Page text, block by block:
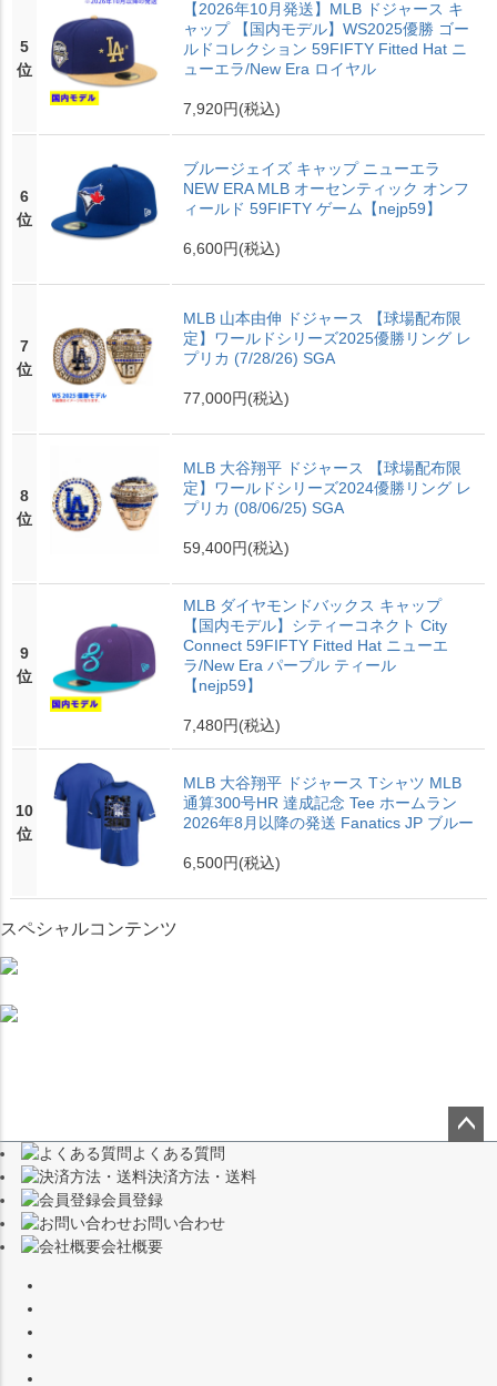
5
位
【2026年10月発送】MLB ドジャース キ
ャップ 【国内モデル】WS2025優勝 ゴー
ルドコレクション 59FIFTY Fitted Hat ニ
ューエラ/New Era ロイヤル
7,920円(税込)
6
位
ブルージェイズ キャップ ニューエラ
NEW ERA MLB オーセンティック オンフ
ィールド 59FIFTY ゲーム【nejp59】
6,600円(税込)
7
位
MLB 山本由伸 ドジャース 【球場配布限
定】ワールドシリーズ2025優勝リング レ
プリカ (7/28/26) SGA
77,000円(税込)
8
位
MLB 大谷翔平 ドジャース 【球場配布限
定】ワールドシリーズ2024優勝リング レ
プリカ (08/06/25) SGA
59,400円(税込)
9
位
MLB ダイヤモンドバックス キャップ
【国内モデル】シティーコネクト City
Connect 59FIFTY Fitted Hat ニューエ
ラ/New Era パープル ティール
【nejp59】
7,480円(税込)
10
位
MLB 大谷翔平 ドジャース Tシャツ MLB
通算300号HR 達成記念 Tee ホームラン
2026年8月以降の発送 Fanatics JP ブルー
6,500円(税込)
スペシャルコンテンツ
よくある質問
決済方法・送料
会員登録
お問い合わせ
会社概要